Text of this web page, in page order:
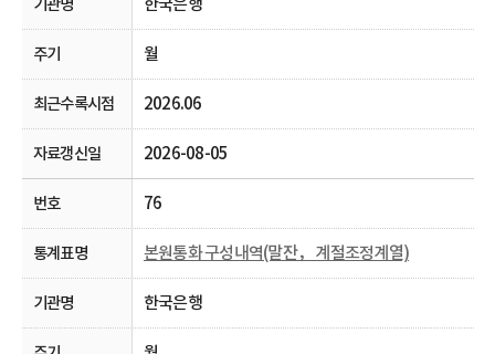
월
2026.06
2026-08-05
76
본원통화 구성내역(말잔， 계절조정계열)
한국은행